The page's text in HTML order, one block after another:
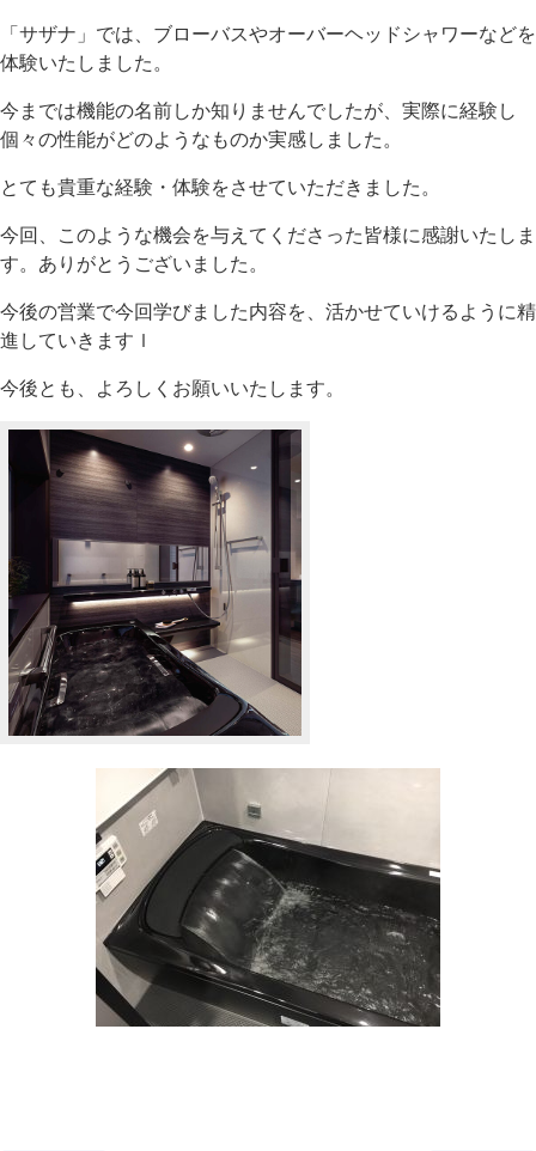
「サザナ」では、ブローバスやオーバーヘッドシャワーなどを
体験いたしました。
今までは機能の名前しか知りませんでしたが、実際に経験し
個々の性能がどのようなものか実感しました。
とても貴重な経験・体験をさせていただきました。
今回、このような機会を与えてくださった皆様に感謝いたしま
す。ありがとうございました。
今後の営業で今回学びました内容を、活かせていけるように精
進していきますｌ
今後とも、よろしくお願いいたします。